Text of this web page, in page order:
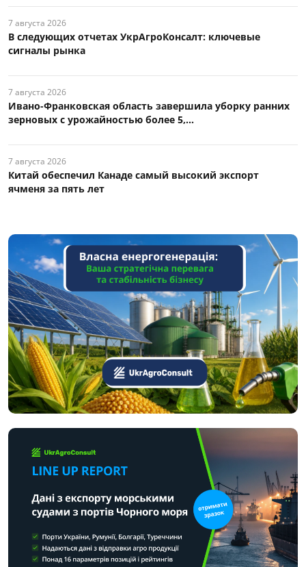
7 августа 2026
В следующих отчетах УкрАгроКонсалт: ключевые
сигналы рынка
7 августа 2026
Ивано-Франковская область завершила уборку ранних
зерновых с урожайностью более 5,...
7 августа 2026
Китай обеспечил Канаде самый высокий экспорт
ячменя за пять лет